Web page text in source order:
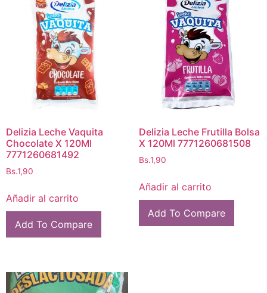
Delizia Leche Vaquita
Chocolate X 120Ml
7771260681492
Bs.1,90
Añadir al carrito
Add To Compare
Delizia Leche Frutilla Bolsa
X 120Ml 7771260681508
Bs.1,90
Añadir al carrito
Add To Compare